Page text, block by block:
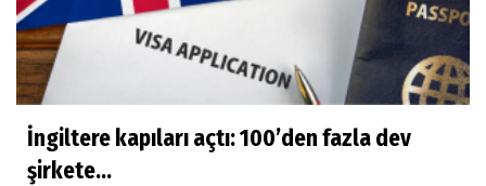
Murat Kayacan
NEDEN GAYRİMENKUL DANIŞMANLIK
HİZMETİ ALMALIYIZ?
Mustafa Topal
İngiltere kapıları açtı: 100’den fazla dev
şirkete...